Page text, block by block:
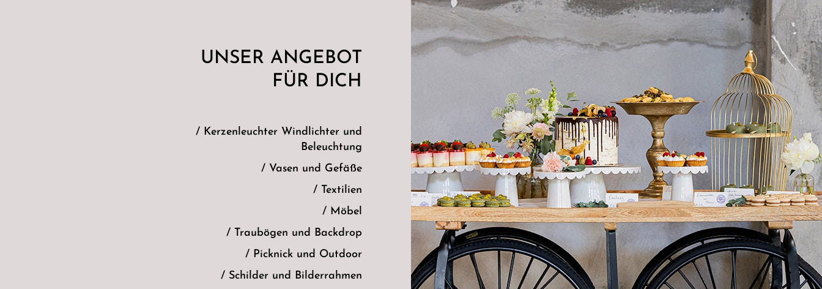
UNSER ANGEBOT
FÜR DICH
/ Kerzenleuchter Windlichter und
Beleuchtung
/ Vasen und Gefäße
/ Textilien
/ Möbel
/ Traubögen und Backdrop
/ Picknick und Outdoor
/ Schilder und Bilderrahmen